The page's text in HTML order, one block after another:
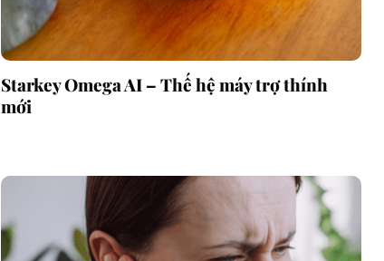
Starkey Omega AI – Thế hệ máy trợ thính
mới